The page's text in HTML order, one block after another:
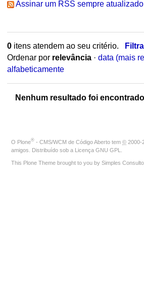
Assinar um RSS sempre
0itens atendem ao seu critério.
Ordenar por relevância · data (mais
alfabeticamente
Nenhum resultado foi
O Plone® - CMS/WCM de Código Aberto tem © 2000-
amigos. Distribuído sob a Licença GNU GPL
This Plone Theme brought to you by Simples